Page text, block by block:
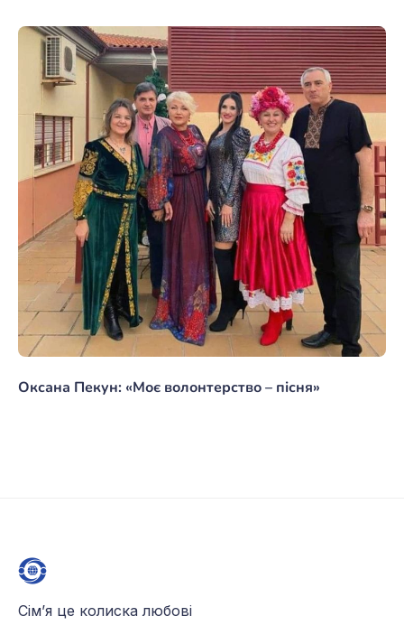
Оксана Пекун: «Моє волонтерство – пісня»
Сім’я це колиска любові